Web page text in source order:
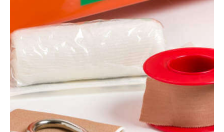
Garantien für
Boote
Boot Protection
Yacht Protection
Elektrogeräte
Elektronik